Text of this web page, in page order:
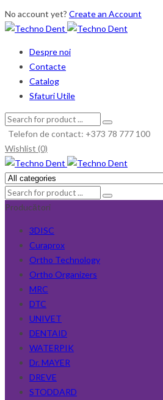
No account yet? Create an Account
Despre noi
Contacte
Catalog
Sfaturi Utile
Telefon de contact: +373 78 777 100
Wishlist (0)
Producători
3DISC
Curaprox
Ortho Technology
Ortho Organizers
MRC
DTC
UNIVET
DENTAID
WATERPIK
Dr. MAYER
DREVE
STODDARD